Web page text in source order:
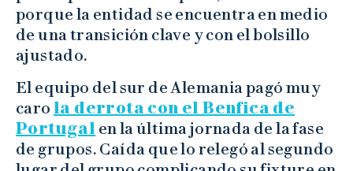
porque la entidad se encuentra en medio
de una transición clave y con el bolsillo
ajustado.
El equipo del sur de Alemania pagó muy
caro la derrota con el Benfica de
Portugal en la última jornada de la fase
de grupos. Caída que lo relegó al segundo